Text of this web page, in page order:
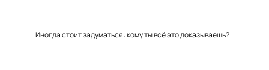
Иногда стоит задуматься: кому ты всё это доказываешь?